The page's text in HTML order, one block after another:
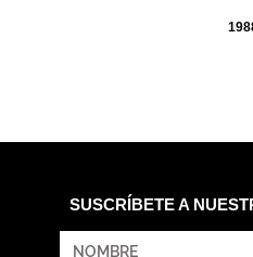
SUSCRÍBETE A